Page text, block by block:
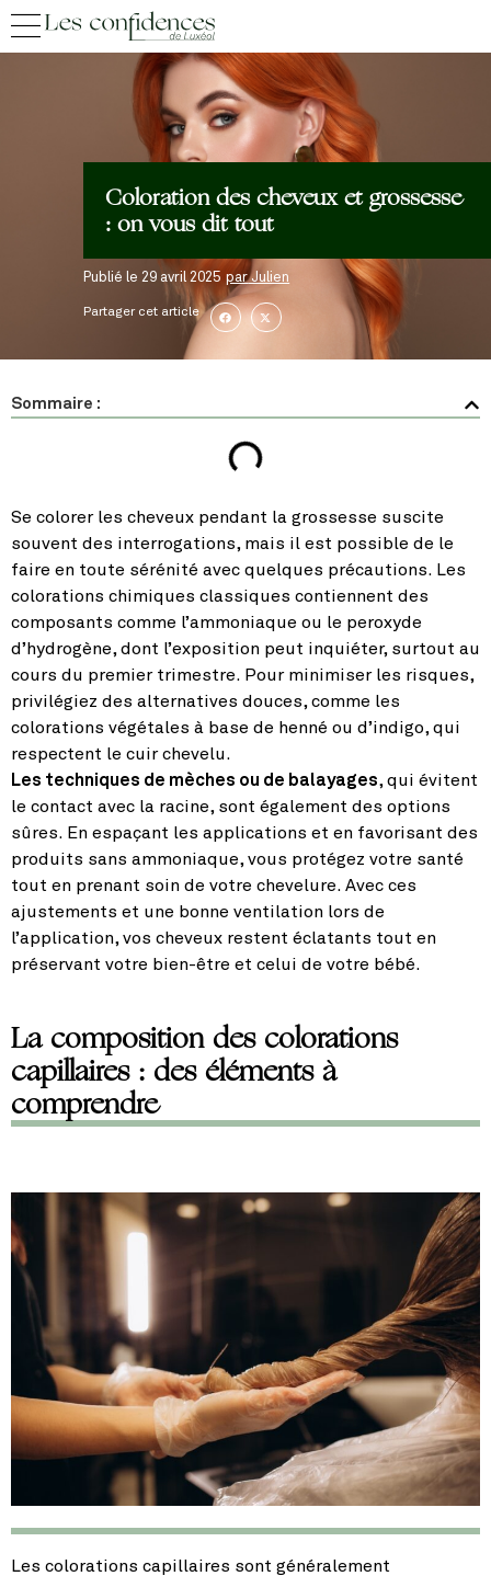
Coloration des cheveux et grossesse
: on vous dit tout
Publié le29 avril 2025 parJulien
Partager cet article
Sommaire :
Se colorer les cheveux pendant la grossesse suscite
souvent des interrogations, mais il est possible de le
faire en toute sérénité avec quelques précautions. Les
colorations chimiques classiques contiennent des
composants comme l’ammoniaque ou le peroxyde
d’hydrogène, dont l’exposition peut inquiéter, surtout au
cours du premier trimestre. Pour minimiser les risques,
privilégiez des alternatives douces, comme les
colorations végétales à base de henné ou d’indigo, qui
respectent le cuir chevelu.
Les techniques de mèches ou de balayages, qui évitent
le contact avec la racine, sont également des options
sûres. En espaçant les applications et en favorisant des
produits sans ammoniaque, vous protégez votre santé
tout en prenant soin de votre chevelure. Avec ces
ajustements et une bonne ventilation lors de
l’application, vos cheveux restent éclatants tout en
préservant votre bien-être et celui de votre bébé.
La composition des colorations
capillaires : des éléments à
comprendre
Les colorations capillaires sont généralement